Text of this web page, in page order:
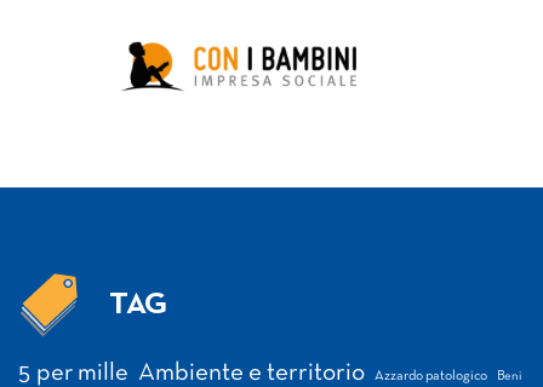
TAG
5 per mille Ambiente e territorio Azzardo patologico Beni